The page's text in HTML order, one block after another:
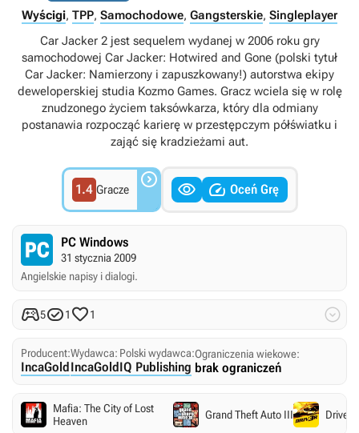
Wyścigi, TPP, Samochodowe, Gangsterskie, Singleplayer
Car Jacker 2 jest sequelem wydanej w 2006 roku gry
samochodowej Car Jacker: Hotwired and Gone (polski tytuł
Car Jacker: Namierzony i zapuszkowany!) autorstwa ekipy
deweloperskiej studia Kozmo Games. Gracz wciela się w rolę
znudzonego życiem taksówkarza, który dla odmiany
postanawia rozpocząć karierę w przestępczym półświatku i
zająć się kradzieżami aut.
1.4 Gracze    Oceń Grę
PC Windows
31 stycznia 2009
Angielskie napisy i dialogi.
51 1 
Producent:
IncaGold
Wydawca:
IncaGold
Polski wydawca:
IQ Publishing
Ograniczenia wiekowe:
brak ograniczeń
Mafia: The City of Lost
Heaven
Grand Theft Auto III Driver 3